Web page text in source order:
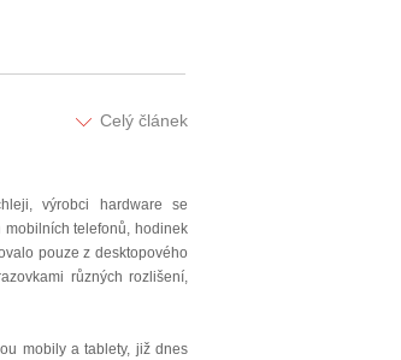
Celý článek
výrobci hardware se
telefonů, hodinek
pouze z desktopového
různých rozlišení,
mobily a tablety, již dnes